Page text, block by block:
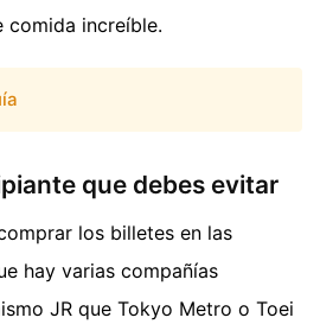
comida increíble.
que debes evitar
los billetes en las
hay varias compañías
JR que Tokyo Metro o Toei